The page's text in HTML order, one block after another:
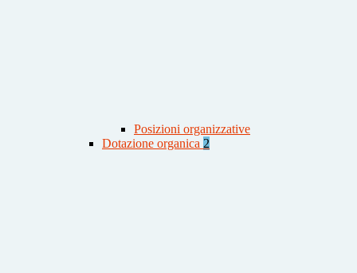
Posizioni organizzative
Dotazione organica 2